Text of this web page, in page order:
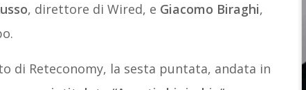
, direttore di Wired, e Giacomo Biraghi,
di Reteconomy, la sesta puntata, andata in